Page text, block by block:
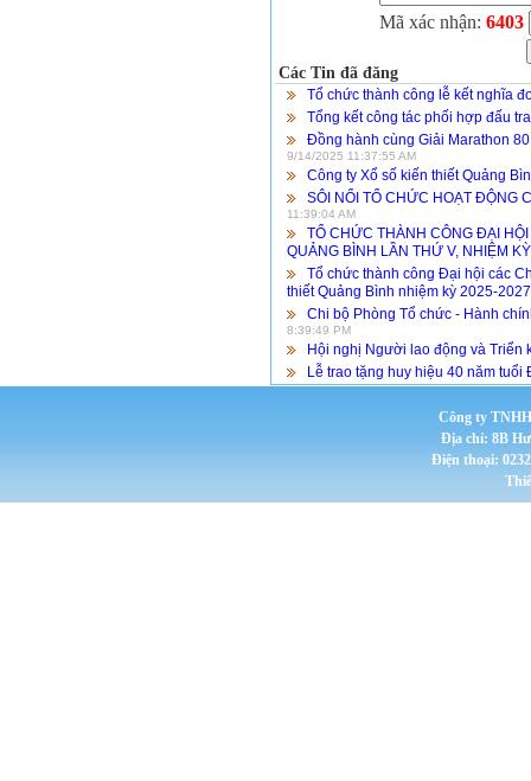
Mã xác nhận: 6403
Các Tin đã đăng
Tổ chức thành công lễ kết nghĩa
Tổng kết công tác phối hợp đấu
Đồng hành cùng Giải Marathon
9/14/2025 11:37:55 AM
Công ty Xổ số kiến thiết Quảng
SÔI NỔI TỔ CHỨC HOẠT ĐỘNG
11:39:04 AM
TỔ CHỨC THÀNH CÔNG ĐẠI
QUẢNG BÌNH LẦN THỨ V, NHIỆM
Tổ chức thành công Đại hội các
thiết Quảng Bình nhiệm kỳ 2025-2027
Chi bộ Phòng Tổ chức - Hành
8:39:49 PM
Hội nghị Người lao động và Triển
Lễ trao tặng huy hiệu 40 năm
Công ty
Địa chỉ: 8B
Điện thoại: